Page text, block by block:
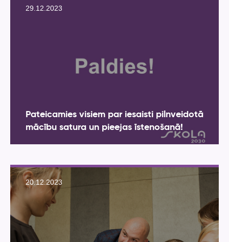
29.12.2023
Pateicamies visiem par iesaisti pilnveidotā
mācību satura un pieejas īstenošanā!
20.12.2023